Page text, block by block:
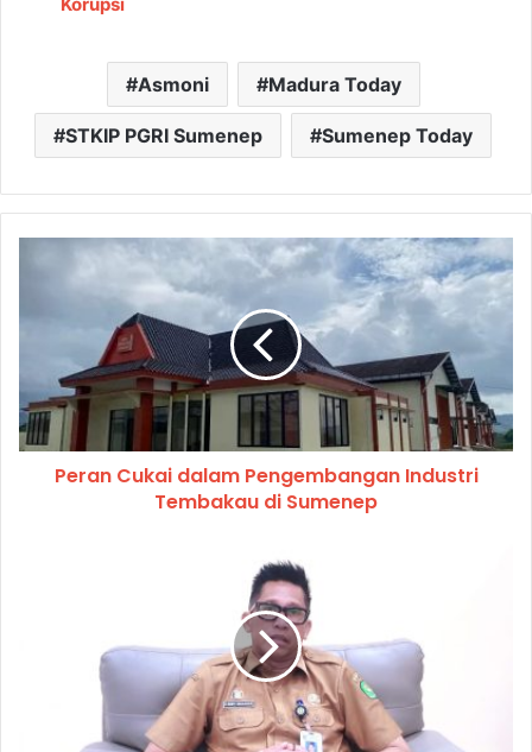
Asmoni Madura Today
STKIP PGRI Sumenep Sumenep Today
Peran Cukai dalam Pengembangan Industri
Tembakau di Sumenep